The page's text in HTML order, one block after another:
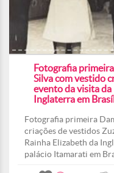
Fotografia
Silva com vestido
evento da visita
Inglaterra em
Fotografia primeira
criações de vestidos
Rainha Elizabeth da
palácio Itamarati em